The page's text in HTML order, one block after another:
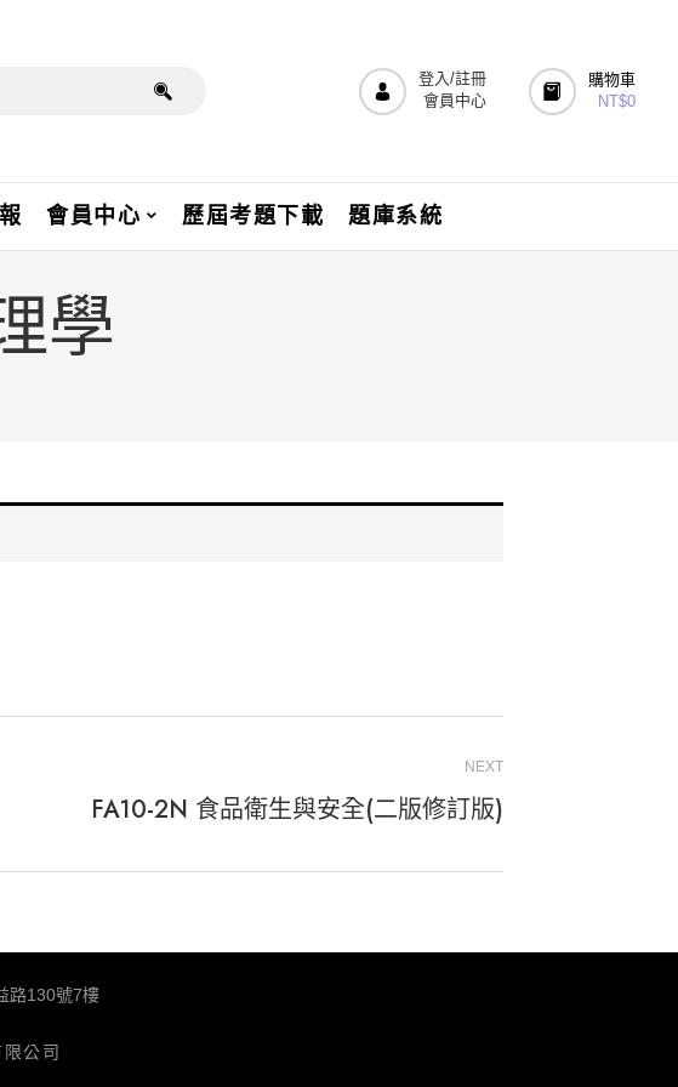
登入/註冊
會員中心
購物車
NT$0
會員中心 歷屆考題下載 題庫系統
學
NEXT
FA10-2N 食品衛生與安全(二版修訂版)
路130號7樓
公司